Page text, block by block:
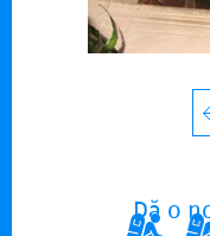
Dă o